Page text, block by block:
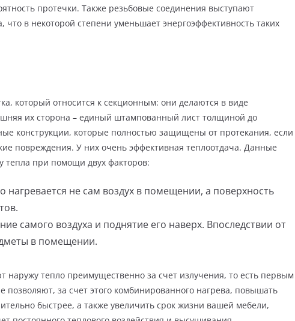
протечки. Также резьбовые соединения выступают
в некоторой степени уменьшает энергоэффективность таких
который относится к секционным: они делаются в виде
их сторона – единый штампованный лист толщиной до
конструкции, которые полностью защищены от протекания, если
повреждения. У них очень эффективная теплоотдача. Данные
тепла при помощи двух факторов:
нагревается не сам воздух в помещении, а поверхность
самого воздуха и поднятие его наверх. Впоследствии от
в помещении.
наружу тепло преимущественно за счет излучения, то есть первым
позволяют, за счет этого комбинированного нагрева, повышать
быстрее, а также увеличить срок жизни вашей мебели,